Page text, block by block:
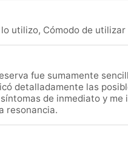
utilizo, Cómodo de
fue sumamente
detalladamente las
de inmediato y
resonancia.